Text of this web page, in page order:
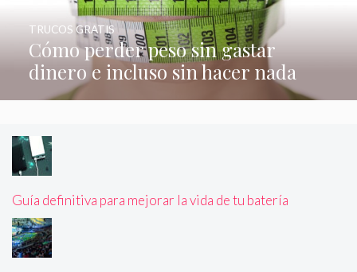
Cómo perder peso sin gastar
dinero e incluso sin hacer nada
TRUCOS GRATIS
Guía definitiva para mejorar la vida de tu batería